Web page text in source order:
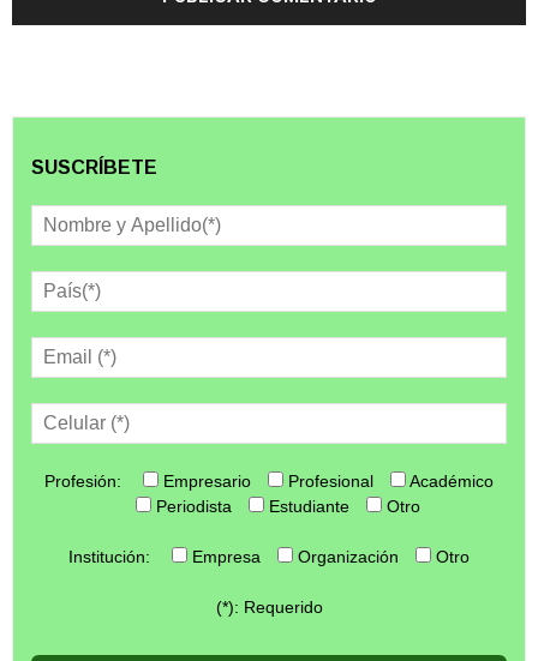
SUSCRÍBETE
Profesión: Empresario Profesional
Académico
Periodista
Estudiante Otro
Institución: Empresa Organización Otro
(*): Requerido